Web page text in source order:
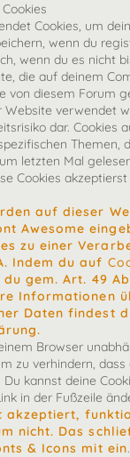
Cookies, um
wenn du
wenn du es nicht
die auf deinem
von diesem Forum
Website verwendet
dar. Cookies
Themen,
letzten Mal
Cookies
auf dieser
Awesome
zu einer
Indem du auf
gem. Art. 49
Informationen
Daten findest
Browser
zu verhindern, dass
kannst deine
in der Fußzeile
akzeptiert,
nicht. Das
& Icons mit ein.